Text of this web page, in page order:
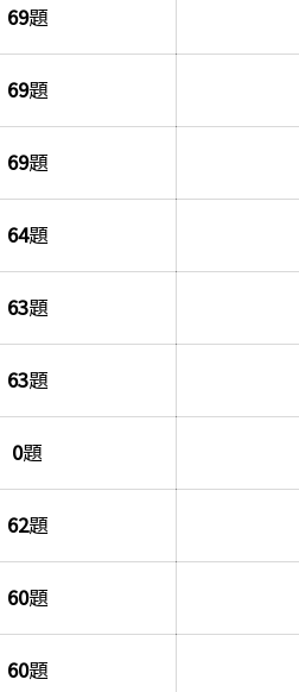
69題
69題
69題
64題
63題
63題
0題
62題
60題
60題